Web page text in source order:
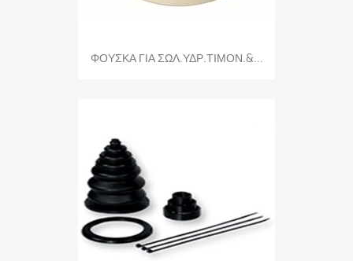
ΦΟΥΣΚΑ ΓΙΑ ΣΩΛ.ΥΔΡ.ΤΙΜΟΝ.&...